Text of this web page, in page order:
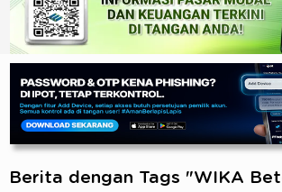
Berita dengan Tags "WIKA